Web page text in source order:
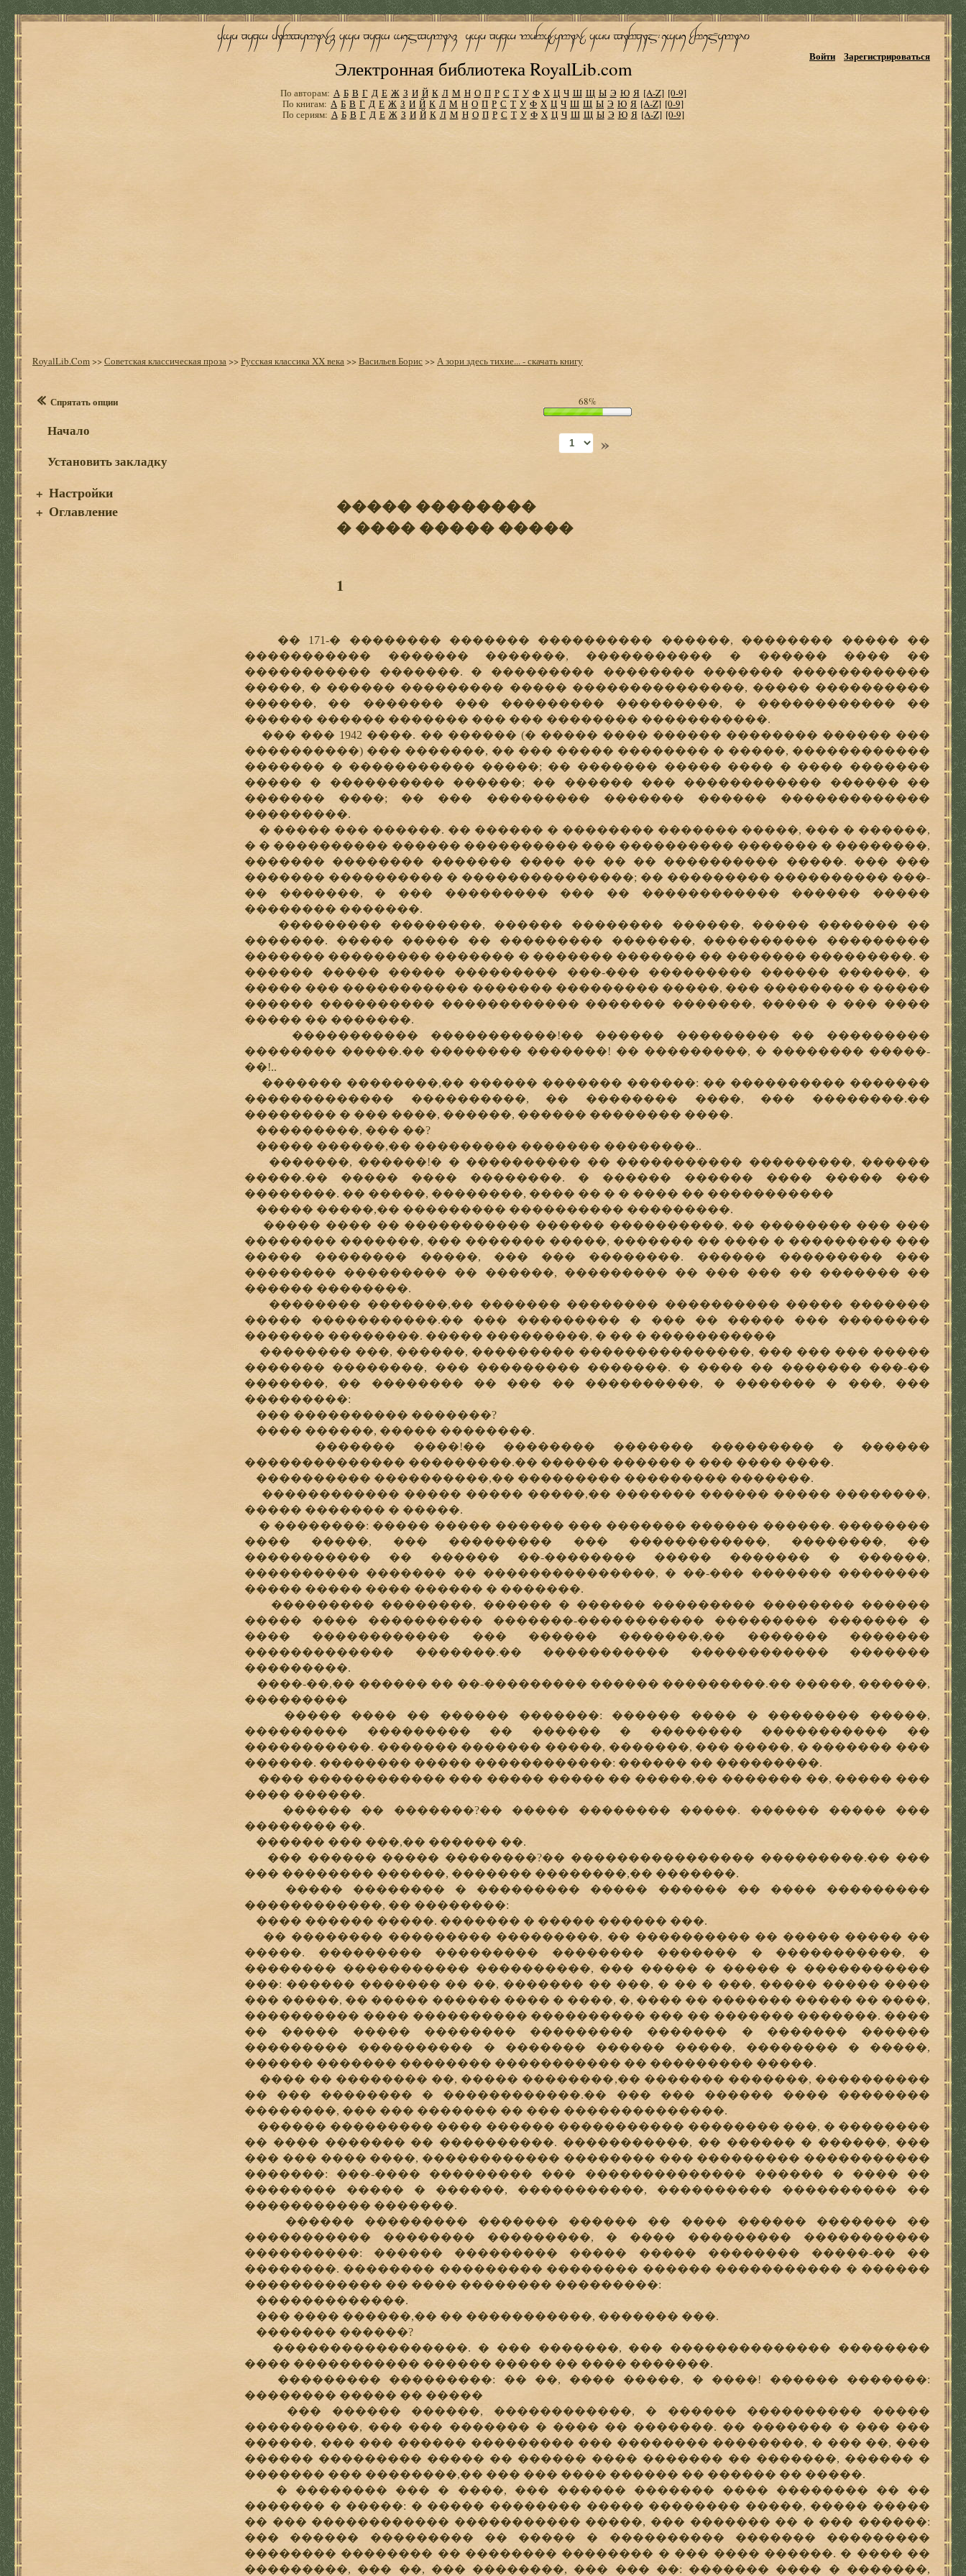
Электронная библиотека RoyalLib.com
Войти Зарегистрироваться
По авторам: А Б В Г Д Е Ж З И Й К Л М Н О П Р С Т У Ф Х Ц Ч Ш Щ Ы Э Ю Я [A-Z] [0-9]
По книгам: А Б В Г Д Е Ж З И Й К Л М Н О П Р С Т У Ф Х Ц Ч Ш Щ Ы Э Ю Я [A-Z] [0-9]
По сериям: А Б В Г Д Е Ж З И Й К Л М Н О П Р С Т У Ф Х Ц Ч Ш Щ Ы Э Ю Я [A-Z] [0-9]
RoyalLib.Com>>Советская классическая проза>>Русская классика XX века>>Васильев Борис>> А зори здесь тихие... - скачать книгу
Спрятать опции
Начало
Установить закладку
+ Настройки
+ Оглавление
68%
»
����� ��������
� ���� ����� �����
1
�� 171-� �������� ������� ���������� ������, �������� ����� ��
����������� ������� �������, ����������� � ������ ���� ��
����������� �������. � ��������� �������� ������� ������������
�����, � ������ ��������� ����� ���������������, ����� ����������
������, �� ������� ��� ��������� ���������, � ������������ ��
������ ������ ������� ��� ��� �������� �����������.
��� ��� 1942 ����. �� ������ (� ����� ���� ������ �������� ������ ���
����������) ��� �������, �� ��� ����� �������� � �����, ������������
������� � ����������� �����; �� ������� ����� ���� � ���� �������
����� � ���������� ������; �� ������ ��� ������������ ������ ��
������� ����; �� ��� ��������� ������� ������ �������������
���������.
� ����� ��� ������. �� ������ � �������� ������� �����, ��� � ������,
� � ���������� ������ ���������� ��� ���������� ������� � ��������,
������� �������� ������� ���� �� �� �� ���������� �����. ��� ���
������� ���������� � ���������������; �� ��������� ���������� ���-
�� �������, � ��� ��������� ��� �� ������������ ������ �����
�������� �������.
��������� ��������, ������ �������� ������, ����� ������� ��
�������. ����� ����� �� ��������� �������, ���������� ���������
������� ��������� ������� � ������� ������� �� ������� ���������. �
������ ����� ����� ��������� ���-��� ��������� ������ ������, �
����� ��� ����������� ������� ��������� �����, ��� �������� � �����
������ ���������� ������������ ������� �������, ����� � ��� ����
����� �� �������.
����������� �����������!�� ������ ��������� �� ���������
�������� �����.�� �������� �������! �� ���������, � �������� �����-
��!..
������� ��������,�� ������ ������� ������: �� ���������� �������
������������� ����������, �� �������� ����, ��� ��������.��
�������� � ��� ����, ������, ������ �������� ����.
���������, ��� ��?
����� ������,�� ��������� ������� ��������..
�������, ������!� � ���������� �� ����������� ���������, ������
�����.�� ����� ���� ��������. � ������ ������ ���� ����� ���
��������. �� �����, ��������, ���� �� � � ���� �� �����������
����� �����,�� ��������� ���������� ���������.
����� ���� �� ����������� ������ ����������, �� �������� ��� ���
�������� �������, ��� ������� �����, ������� �� ���� � ��������� ���
����� �������� �����, ��� ��� ��������. ������ ��������� ���
�������� ��������� �� ������, ��������� �� ��� ��� �� ������� ��
������ ��������.
�������� �������,�� ������� �������� ���������� ����� �������
����� �����������.�� ��� ��������� � ��� �� ����� ��� ��������
������� ��������. ����� ���������, � �� � �����������
�������� ���, ������, ��������� ���������������, ��� ��� ��� �����
������� ��������, ��� ��������� �������. � ���� �� ������� ���-��
�������, �� �������� �� ��� �� ����������, � ������� � ���, ���
���������:
��� ���������� �������?
���� ������, ����� ��������.
������� ����!�� �������� ������� ��������� � ������
�������������� ���������.�� ������ ������ � ��� ���� ����.
���������� ����������,�� ��������� ��������� �������.
������������ ����� ����� �����,�� ������� ������ ����� ��������,
����� ������� � �����.
� ��������: ����� ����� ������ ��� ������� ������ ������. ��������
���� �����, ��� ��������� ��� ������������, ��������, ��
����������� �� ������ ��-�������� ����� ������� � ������,
���������� ������� �� ���������������, � ��-��� ������� ��������
����� ����� ���� ������ � �������.
��������� ��������, ������ � ������ ��������� �������� ������
����� ���� ���������� �������-����������� ��������� ������� �
���� ������������ ��� ������ �������,�� ������� �������
������������� �������.�� ����������� ������������ �������
���������.
����-��,�� ������ �� ��-��������� ������ ���������.�� �����, ������,
���������
����� ���� �� ������ �������: ������ ���� � �������� �����,
��������� ��������� �� ������ � �������� ����������� ��
�����������. ������� ������� �����, �������, ��� �����, � ������� ���
������. �������� ����� ������������: ������ �� ���������.
���� ������������ ��� ����� ����� �� �����,�� ������� ��, ����� ���
���� ������.
������ �� �������?�� ����� �������� �����. ������ ����� ���
�������� ��.
������ ��� ���,�� ������ ��.
��� ������ ����� ��������?�� ���������������� ���������.�� ���
��� �������� ������, ������� ��������,�� �������.
����� �������� � ��������� ����� ������ �� ���� ���������
������������, �� ��������:
���� ������ �����. ������� � ����� ������ ���.
�� �������� ��������� ���������, �� ���������� �� ����� ����� ��
�����. ��������� ��������� �������� ������� � �����������, �
�������� ����������� ����������, ��� ����� � ����� � �����������
���: ������ ������� �� ��, ������� �� ���, � �� � ���, ����� ����� ����
��� �����, �� ����� ������ ���� � ����, �, ���� �� ������� ����� �� ����,
���������� ���� ���������� ���������� ��� �� ������� �������. ����
�� ����� ����� �������� ��������� ������� � ������� ������
��������� ���������� � ������� ������ �����, �������� � �����,
������ ������� �������� ����������� �� ��������� �����.
���� �� �������� ��, ����� ��������,�� ������� �������, ����������
�� ��� �������� � ������������.�� ��� ��� ������ ���� ��������
��������, ��� ��� ������� �� ��� ��������������.
������ ��������� ���� ������ ����������� �������� ���, � ��������
�� ���� ������� �� ����������. �����������, �� ������ � ������, ���
��� ��� ���� ����, ������������ �������� ��� ��������� �����������
�������: ���-���� ��������� ��� �������������� ������ � ���� ��
�������� ����� � ������, �����������, ���������� ���������� ��
����������� �������.
������ ��������� ������� ������ �� ���� ������ ������� ��
����������� �������� ���������, � ���� ��������� �����������
����������: ������ ��������� ����� ����� �������� �����-�� ��
��������. �������� ��������� �������� ������ ����������� � ������
������������ �� ���� �������� ���������:
�������������.
��� ���� ������,�� �� �����������, ������� ���.
������� ������?
�����������������. � ��� �������, ��� �������������� ��������
���� ����������� ������ ����� �� ���� �������.
��������� ���������: �� ��, ���� �����, � ����! ������ �������:
�������� ����� �� �����
��� ������ ������, ������������, � ������ ���������� �����
����������, ��� ��� ������� � ���� �� �������. �� ������� � ��� ���
������, ��� ��� ������ ��������� ��� �������� ��������, � ��� ��, ���
������ ��������� ����� �� ������ ���� ������� �� �������, ������ �
������� ��� ��������,�� ��� ��� ���� ������ �� ������ �� �����.
� �������� ��� � ����, ��� ������ ������� ���� �������� �� ��
������� � �����: � ����� �������� ����� �������� �����, ����� �����
�� ��� ������������ ����������� �����, ��� ������� �� � ��� ������:
��� ������ ��������� �� ����� � ���������� ������� ���������
�������� �������� �� �������� �������� � ��� ���� ������. � ���� ��
���������, ��� ��, ��� ��������, ��� ��� ��: ������� ���� � �������,